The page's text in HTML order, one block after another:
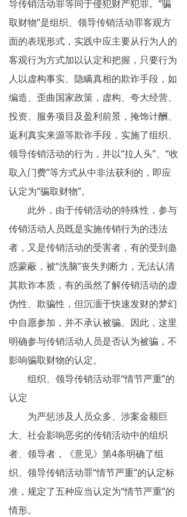
导传销活动罪等同于侵犯财产犯罪。“骗
取财物”是组织、领导传销活动罪客观方
面的表现形式，实践中应主要从行为人的
客观行为方式加以认定和把握，只要行为
人以虚构事实、隐瞒真相的欺诈手段，如
编造、歪曲国家政策，虚构、夸大经营、
投资、服务项目及盈利前景，掩饰计酬、
返利真实来源等欺诈手段，实施了组织、
领导传销活动的行为，并以“拉人头”、“收
取入门费”等方式从中非法获利的，即应
认定为“骗取财物”。
此外，由于传销活动的特殊性，参与
传销活动人员既是实施传销行为的违法
者，又是传销活动的受害者，有的受到蛊
惑蒙蔽，被“洗脑”丧失判断力，无法认清
其欺诈本质，有的虽然了解传销活动的虚
伪性、欺骗性，但沉湎于快速发财的梦幻
中自愿参加，并不承认被骗。因此，这里
明确参与传销活动人员是否认为被骗，不
影响骗取财物的认定。
组织、领导传销活动罪“情节严重”的
认定
为严惩涉及人员众多、涉案金额巨
大、社会影响恶劣的传销活动中的组织
者、领导者，《意见》第4条明确了组
织、领导传销活动罪“情节严重”的认定标
准，规定了五种应当认定为“情节严重”的
情形。